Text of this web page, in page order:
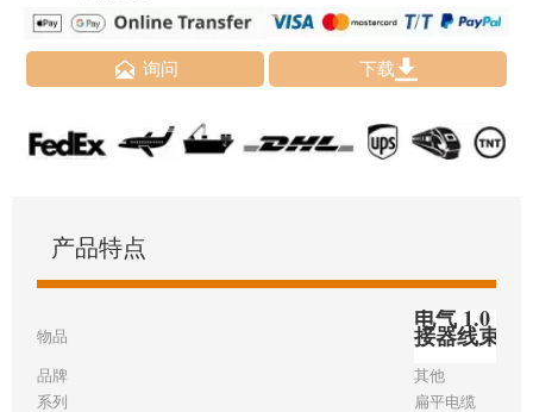
 询问 下载
产品特点
物品
电气 1.0 毫
接器线束
品牌
其他
系列
扁平电缆